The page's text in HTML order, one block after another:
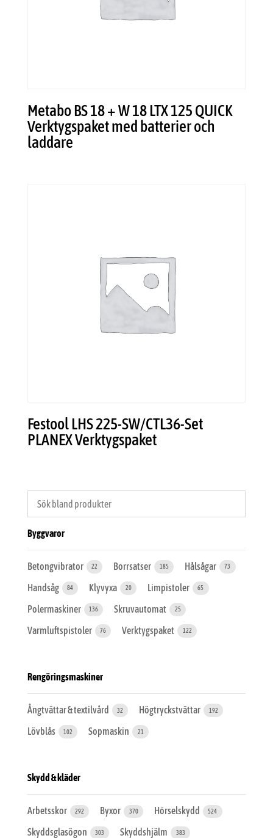
Metabo BS 18 + W 18 LTX 125 QUICK
Verktygspaket med batterier och
laddare
Festool LHS 225-SW/CTL36-Set
PLANEX Verktygspaket
Byggvaror
Betongvibrator 22 Borrsatser 185 Hålsågar 73
Handsåg 84 Klyvyxa 20 Limpistoler 65
Polermaskiner 136 Skruvautomat 25
Varmluftspistoler 76 Verktygspaket 122
Rengöringsmaskiner
Ångtvättar & textilvård 32 Högtryckstvättar 192
Lövblås 102 Sopmaskin 21
Skydd & kläder
Arbetsskor 292 Byxor 370 Hörselskydd 524
Skyddsglasögon 303 Skyddshjälm 383